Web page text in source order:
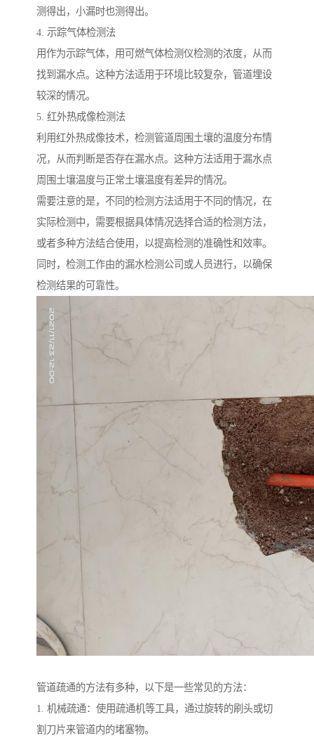
测得出，小漏时也测得出。
4. 示踪气体检测法
用作为示踪气体，用可燃气体检测仪检测的浓度，从而
找到漏水点。这种方法适用于环境比较复杂，管道埋设
较深的情况。
5. 红外热成像检测法
利用红外热成像技术，检测管道周围土壤的温度分布情
况，从而判断是否存在漏水点。这种方法适用于漏水点
周围土壤温度与正常土壤温度有差异的情况。
需要注意的是，不同的检测方法适用于不同的情况，在
实际检测中，需要根据具体情况选择合适的检测方法，
或者多种方法结合使用，以提高检测的准确性和效率。
同时，检测工作由的漏水检测公司或人员进行，以确保
检测结果的可靠性。
管道疏通的方法有多种，以下是一些常见的方法：
1. 机械疏通：使用疏通机等工具，通过旋转的刷头或切
割刀片来管道内的堵塞物。